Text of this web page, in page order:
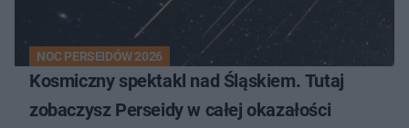
NOC PERSEIDÓW 2026
Kosmiczny spektakl nad Śląskiem. Tutaj
zobaczysz Perseidy w całej okazałości